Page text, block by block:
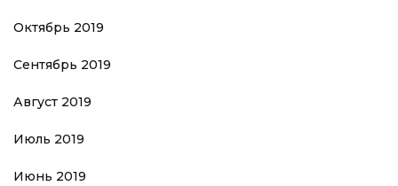
Октябрь 2019
Сентябрь 2019
Август 2019
Июль 2019
Июнь 2019